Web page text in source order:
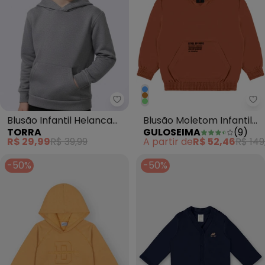
Torra - Blusão Infantil Helanca
Blusão Infantil Helanca
Manga Longa Cinza
TORRA
R$ 29,99R$ 39,99
Blusão Moletom Infantil
MeninoMarrom
GULOSEIMA (9)
A partir deR$ 52,46R$
-50%
-50%